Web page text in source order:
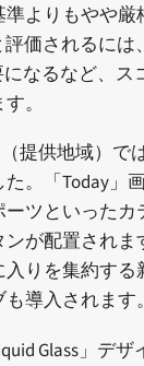
準よりもやや
評価されるに
になるなど、
。
（提供地域）で
。「Today」
ツといったカ
ンが配置され
入りを集約する
も導入されます。
Glass」デザ